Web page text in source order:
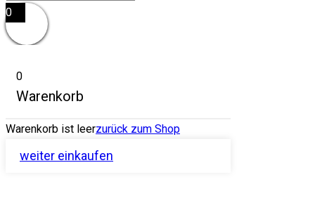
0
0
Warenkorb
Warenkorb ist leerzurück zum Shop
weiter einkaufen